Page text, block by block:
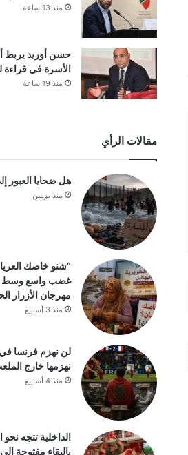
منذ 13 ساعة
حسن أوريد يربط
الأسرة في قراءة
منذ 19 ساعة
مقالات الرأي
هل ضحايا العبور
منذ يومين
“شنو خاصك
غضب واسع وسط
مهرجان الأزرار
منذ 3 أسابيع
لن نهزم فرنسا
نهزمها خارج
منذ 4 أسابيع
الداخلية تتجه
بالبقاء مفتوحة